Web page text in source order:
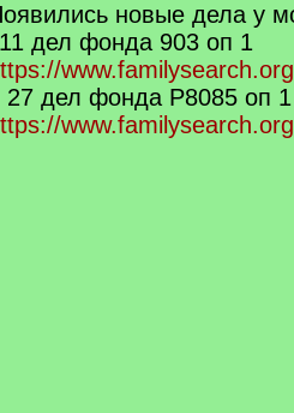
новые дела у
дел фонда 903 оп 1
27 дел фонда Р8085 оп